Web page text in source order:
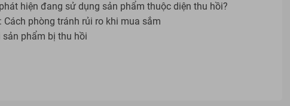
hiện đang sử dụng sản phẩm thuộc diện thu hồi?
phòng tránh rủi ro khi mua sắm
phẩm bị thu hồi